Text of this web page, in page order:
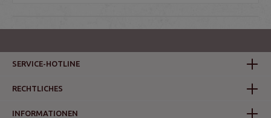
SERVICE-HOTLINE
RECHTLICHES
INFORMATIONEN